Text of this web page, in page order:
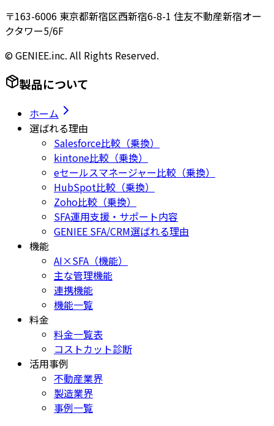
〒163-6006 東京都新宿区西新宿6-8-1 住友不動産新宿オー
クタワー5/6F
© GENIEE.inc. All Rights Reserved.
製品について
ホーム
選ばれる理由
Salesforce比較（乗換）
kintone比較（乗換）
eセールスマネージャー比較（乗換）
HubSpot比較（乗換）
Zoho比較（乗換）
SFA運用支援・サポート内容
GENIEE SFA/CRM選ばれる理由
機能
AI×SFA（機能）
主な管理機能
連携機能
機能一覧
料金
料金一覧表
コストカット診断
活用事例
不動産業界
製造業界
事例一覧